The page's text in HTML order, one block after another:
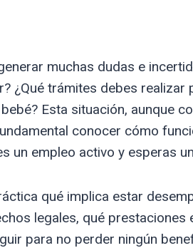
muchas dudas e
¿Qué trámites debes realizar
Esta situación, aunque
conocer cómo
un empleo activo y esperas
qué implica estar
legales, qué prestaciones
para no perder ningún